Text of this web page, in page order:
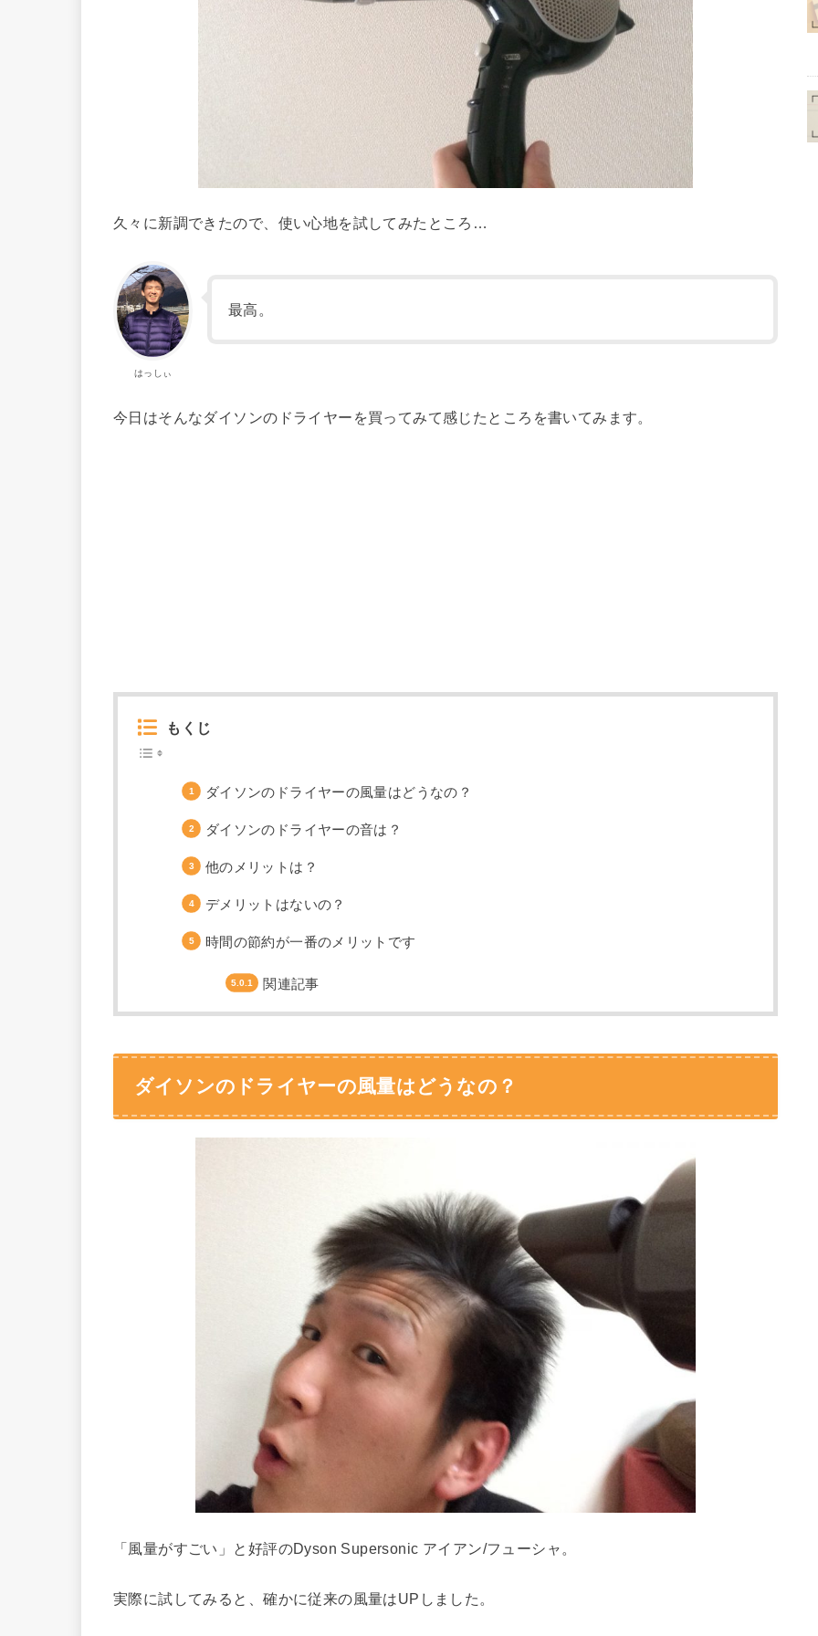
久々に新調できたので、使い心地を試してみたところ…
はっしぃ
最高。
今日はそんなダイソンのドライヤーを買ってみて感じたところを書いてみます。
もくじ
ダイソンのドライヤーの風量はどうなの？
ダイソンのドライヤーの音は？
他のメリットは？
デメリットはないの？
時間の節約が一番のメリットです
関連記事
ダイソンのドライヤーの風量はどうなの？
「風量がすごい」と好評のDyson Supersonic アイアン/フューシャ。
実際に試してみると、確かに従来の風量はUPしました。